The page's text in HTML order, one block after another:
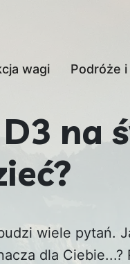
wagi Podróże
na
wiele pytań.
dla Ciebie...?